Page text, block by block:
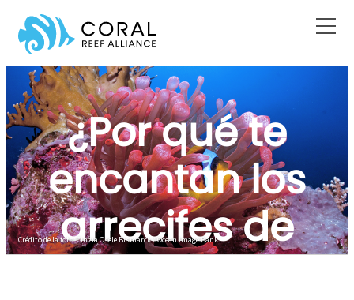
contenido
¿Por qué te
encantan los
arrecifes de
Crédito de la foto: Cinzia Osele Bismarck / Ocean Image Bank